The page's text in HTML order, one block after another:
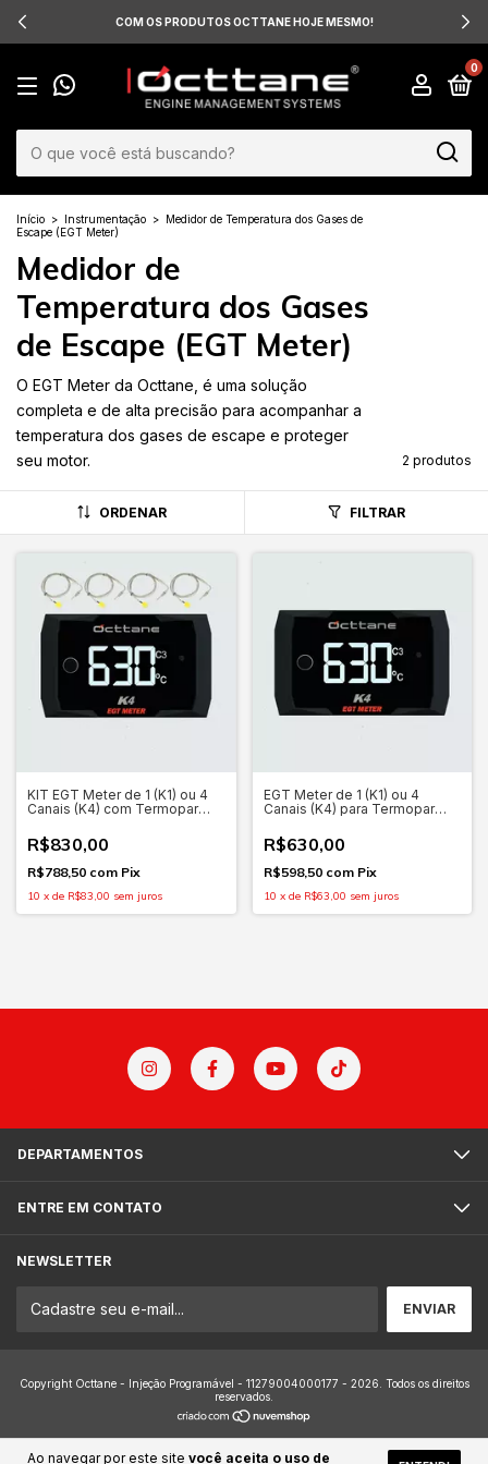
COM OS PRODUTOS OCTTANE HOJE MESMO!
0
Ao navegar por este site você aceita o uso de
Início > Instrumentação > Medidor de Temperatura dos Gases de
Escape (EGT Meter)
Medidor de
Temperatura dos Gases
de Escape (EGT Meter)
O EGT Meter da Octtane, é uma solução
completa e de alta precisão para acompanhar a
temperatura dos gases de escape e proteger
seu motor.
2 produtos
ORDENAR FILTRAR
KIT EGT Meter de 1 (K1) ou 4
Canais (K4) com Termopar
1,3" + Chicote
R$830,00
R$788,50 com Pix
10 x de R$83,00 sem juros
EGT Meter de 1 (K1) ou 4
Canais (K4) para Termopar
1,3" + Chicote
R$630,00
R$598,50 com Pix
10 x de R$63,00 sem juros
DEPARTAMENTOS
ENTRE EM CONTATO
NEWSLETTER
Copyright Octtane - Injeção Programável - 11279004000177 - 2026. Todos os direitos
reservados.